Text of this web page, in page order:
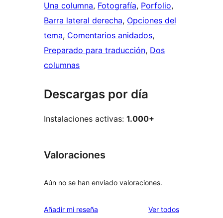
Una columna, Fotografía, Porfolio
Barra lateral derecha, Opciones del
tema, Comentarios anidados
Preparado para traducción, Dos
columnas
Descargas por día
Instalaciones activas: 1.000+
Valoraciones
Aún no se han enviado valoraciones.
Añadir mi reseña Ver todoslos